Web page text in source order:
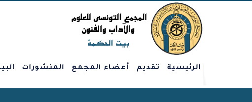
الرئيسية تقديم أعضاء المجمع المنشورات